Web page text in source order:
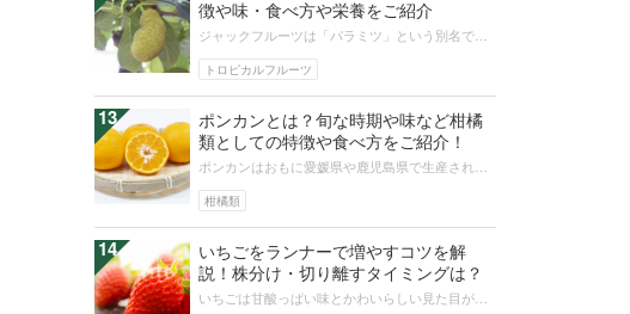
トロピカルフルーツ
徴や味・食べ方や栄養をご紹介
ジャックフルーツは「パラミツ」という別名でも
で、70cmほどの大きな果実をつけま...
13
柑橘類
ポンカンとは？旬な時期や味など柑橘
類としての特徴や食べ方をご紹介！
ポンカンはおもに愛媛県や鹿児島県で生産されて
べ方が面倒な印象を持たれがちですが...
14
いちごをランナーで増やすコツを解
説！株分け・切り離すタイミングは？
いちごは甘酸っぱい味とかわいらしい見た目が特